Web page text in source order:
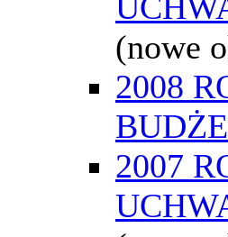
(nowe
2008
2007